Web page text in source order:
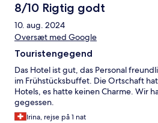
8/10 Rigtig godt
10. aug. 2024
Oversæt med Google
Touristengegend
Das Hotel ist gut, das Personal
im Frühstücksbuffet. Die Ortschaft
Hotels, es hatte keinen Charme. Wir
gegessen.
Irina, rejse på 1 nat